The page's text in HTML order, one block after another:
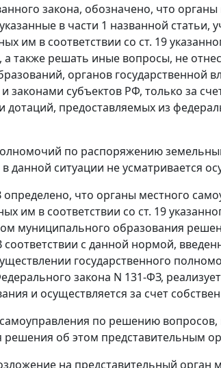
закона, обозначено, что
в части 1 названной статьи,
им в соответствии со ст. 19
также решать иные вопросы, не
органов государственной
субъектов РФ, только за
дотаций, предоставляемых из
по распоряжению
данной ситуации не усматривается
определено, что органы местного
им в соответствии со ст. 19
муниципального образования
с данной нормой,
государственного
закона N 131-ФЗ,
и осуществляется за счет
по решению
решения об этом представительным
на представительный